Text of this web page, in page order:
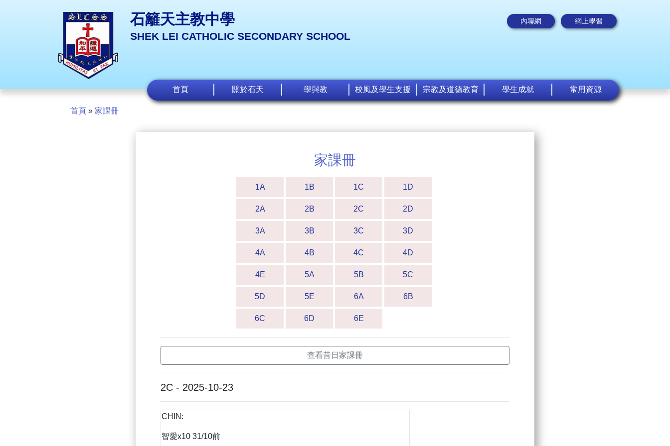
石籬天主教中學
SHEK LEI CATHOLIC SECONDARY SCHOOL
內聯網 網上學習
首頁 關於石天 學與教 校風及學生支援 宗教及道德教育 學生成就 常用資源
首頁 » 家課冊
家課冊
1A 1B 1C 1D
2A 2B 2C 2D
3A 3B 3C 3D
4A 4B 4C 4D
4E 5A 5B 5C
5D 5E 6A 6B
6C 6D 6E
查看昔日家課冊
2C - 2025-10-23
CHIN:
智愛x10 31/10前